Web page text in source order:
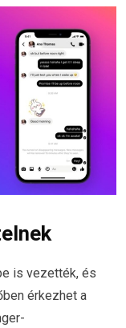
is vezették, és
érkezhet a